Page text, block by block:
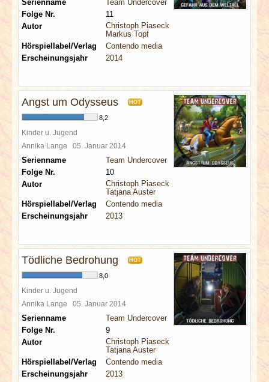
Serienname
Team Undercover
Folge Nr.
11
Autor
Christoph Piasecki
Markus Topf
Hörspiellabel/Verlag
Contendo media
Erscheinungsjahr
2014
Angst um Odysseus HOT
8,2
Kinder u. Jugend
Annika Lange 05. Januar 2014
Serienname
Team Undercover
Folge Nr.
10
Autor
Christoph Piasecki
Tatjana Auster
Hörspiellabel/Verlag
Contendo media
Erscheinungsjahr
2013
Tödliche Bedrohung HOT
8,0
Kinder u. Jugend
Annika Lange 05. Januar 2014
Serienname
Team Undercover
Folge Nr.
9
Autor
Christoph Piasecki
Tatjana Auster
Hörspiellabel/Verlag
Contendo media
Erscheinungsjahr
2013